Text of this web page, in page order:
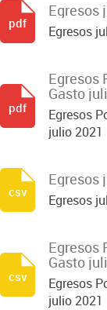
Egresos
Egresos
pdf
Egresos
Gasto
Egresos
julio 2021
pdf
Egresos
Egresos
csv
Egresos
Gasto
Egresos
julio 2021
csv